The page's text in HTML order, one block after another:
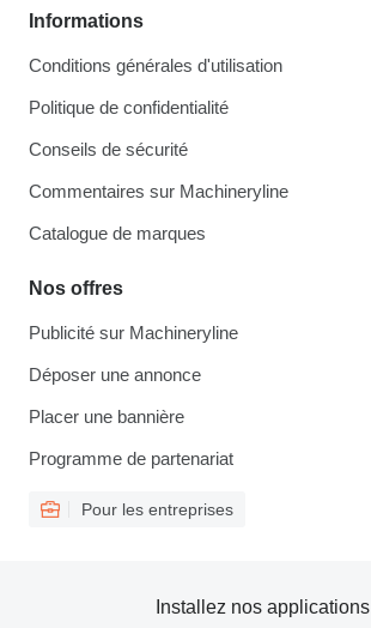
Informations
Conditions générales d'utilisation
Politique de confidentialité
Conseils de sécurité
Commentaires sur Machineryline
Catalogue de marques
Nos offres
Publicité sur Machineryline
Déposer une annonce
Placer une bannière
Programme de partenariat
Pour les entreprises
Installez nos applications